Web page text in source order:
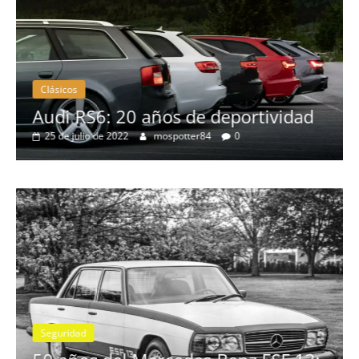
mospotter84 0 28 de junio de 2022
Seguridad Vídeo